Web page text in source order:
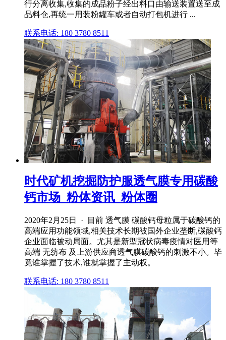
行分离收集,收集的成品粉子经出料口由输送装置送至成
品料仓,再统一用装粉罐车或者自动打包机进行 ...
联系电话: 180 3780 8511
时代矿机挖掘防护服透气膜专用碳酸
钙市场_粉体资讯_粉体圈
2020年2月25日 · 目前 透气膜 碳酸钙母粒属于碳酸钙的
高端应用功能领域,相关技术长期被国外企业垄断,碳酸钙
企业面临被动局面。尤其是新型冠状病毒疫情对医用等
高端 无纺布 及上游供应商透气膜碳酸钙的刺激不小。毕
竟谁掌握了技术,谁就掌握了主动权。
联系电话: 180 3780 8511